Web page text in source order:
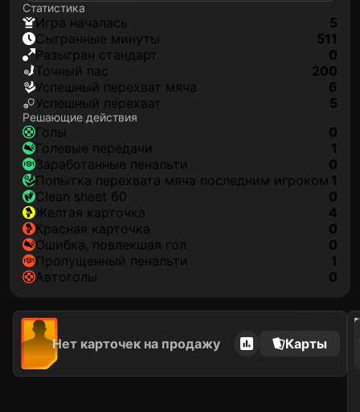
Статистика
игра началась
5
сыгранные минуты
511
разыгран стандарт
0
точный пас
200
успешный перехват мяча
6
успешный перехват
5
Решающие действия
голы
0
голевые передачи
1
заработанные пенальти
0
попытка перехвата мяча последним игроком 1
clean sheet 60
0
желтая карточка
4
красная карточка
0
ошибка, повлекшая гол
0
пропущенный пенальти
1
автоголы
0
Нет карточек на продажу Карты
2025